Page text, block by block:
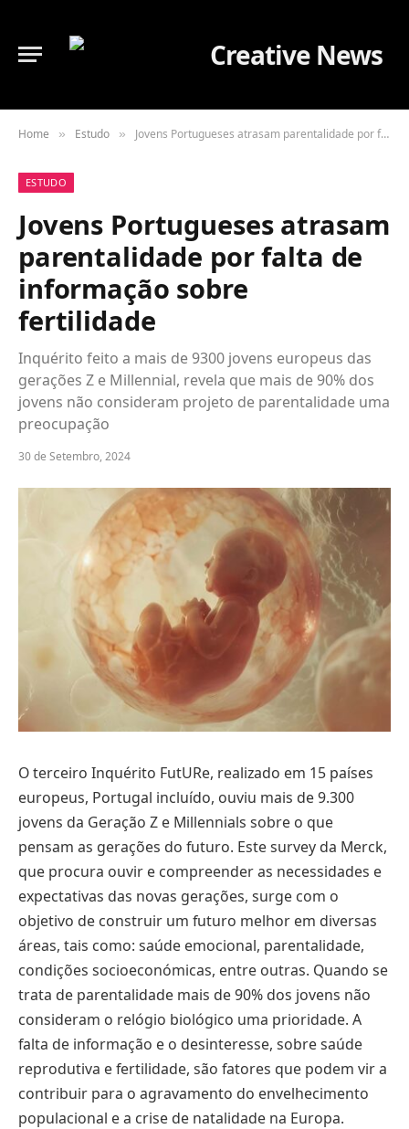
Home » Estudo » Jovens Portugueses atrasam parentalidade por falta de informação sobre fertilidade
ESTUDO
Jovens Portugueses atrasam
parentalidade por falta de
informação sobre
fertilidade
Inquérito feito a mais de 9300 jovens europeus das
gerações Z e Millennial, revela que mais de 90% dos
jovens não consideram projeto de parentalidade uma
preocupação
30 de Setembro, 2024
O terceiro Inquérito FutURe, realizado em 15 países
europeus, Portugal incluído, ouviu mais de 9.300
jovens da Geração Z e Millennials sobre o que
pensam as gerações do futuro. Este survey da Merck,
que procura ouvir e compreender as necessidades e
expectativas das novas gerações, surge com o
objetivo de construir um futuro melhor em diversas
áreas, tais como: saúde emocional, parentalidade,
condições socioeconómicas, entre outras. Quando se
trata de parentalidade mais de 90% dos jovens não
consideram o relógio biológico uma prioridade. A
falta de informação e o desinteresse, sobre saúde
reprodutiva e fertilidade, são fatores que podem vir a
contribuir para o agravamento do envelhecimento
populacional e a crise de natalidade na Europa.